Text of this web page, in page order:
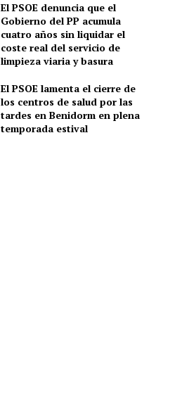
El PSOE denuncia que el
Gobierno del PP acumula
cuatro años sin liquidar el
coste real del servicio de
limpieza viaria y basura
El PSOE lamenta el cierre de
los centros de salud por las
tardes en Benidorm en plena
temporada estival